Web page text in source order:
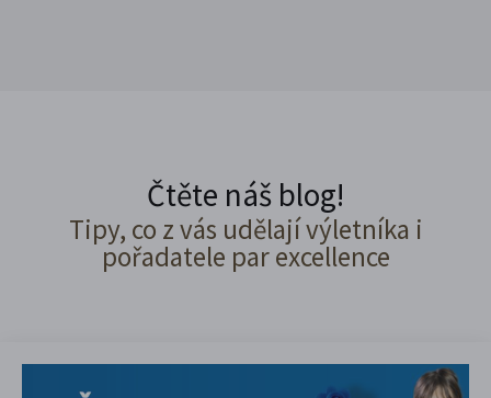
Čtěte náš blog!
Tipy, co z vás udělají výletníka i
pořadatele par excellence